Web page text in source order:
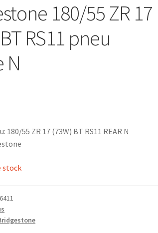
180/55 ZR 17
RS11 pneu
N
180/55 ZR 17 (73W) BT RS11 REAR N
stock